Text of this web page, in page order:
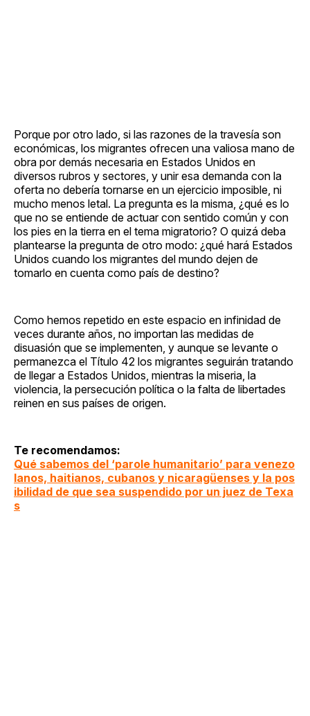
Porque por otro lado, si las razones de la travesía son
económicas, los migrantes ofrecen una valiosa mano de
obra por demás necesaria en Estados Unidos en
diversos rubros y sectores, y unir esa demanda con la
oferta no debería tornarse en un ejercicio imposible, ni
mucho menos letal. La pregunta es la misma, ¿qué es lo
que no se entiende de actuar con sentido común y con
los pies en la tierra en el tema migratorio? O quizá deba
plantearse la pregunta de otro modo: ¿qué hará Estados
Unidos cuando los migrantes del mundo dejen de
tomarlo en cuenta como país de destino?
Como hemos repetido en este espacio en infinidad de
veces durante años, no importan las medidas de
disuasión que se implementen, y aunque se levante o
permanezca el Título 42 los migrantes seguirán tratando
de llegar a Estados Unidos, mientras la miseria, la
violencia, la persecución política o la falta de libertades
reinen en sus países de origen.
Te recomendamos:
Qué sabemos del ‘parole humanitario’ para venezo
lanos, haitianos, cubanos y nicaragüenses y la pos
ibilidad de que sea suspendido por un juez de Texa
s